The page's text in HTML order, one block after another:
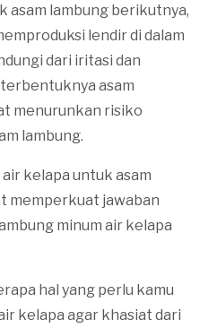
asam lambung berikutnya,
lendir di dalam
dari iritasi dan
asam
menurunkan risiko
lambung.
kelapa untuk asam
memperkuat jawaban
minum air kelapa
hal yang perlu kamu
kelapa agar khasiat dari